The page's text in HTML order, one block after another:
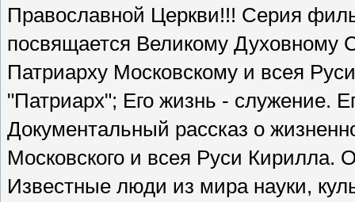
Православной Церкви!!! Серия
посвящается Великому
Патриарху Московскому и всея
"Патриарх"; Его жизнь - служение.
Документальный рассказ о
Московского и всея Руси
Известные люди из мира науки,